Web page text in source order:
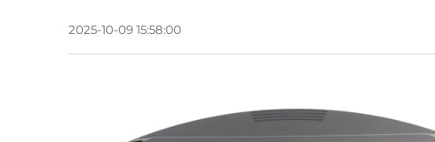
2025-10-09 15:58:00